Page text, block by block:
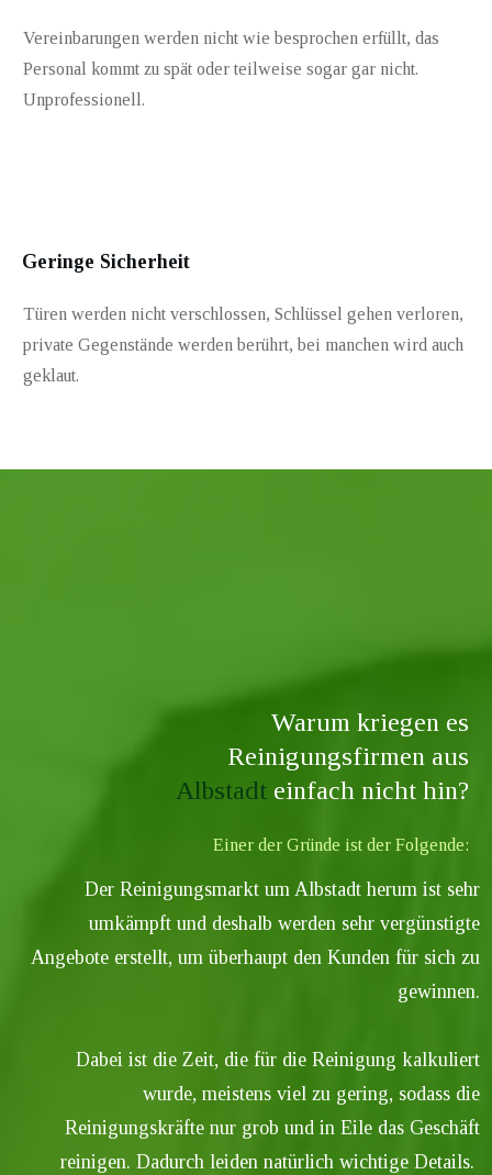
Vereinbarungen werden nicht wie besprochen erfüllt, das
Personal kommt zu spät oder teilweise sogar gar nicht.
Unprofessionell.
Geringe Sicherheit
Türen werden nicht verschlossen, Schlüssel gehen verloren,
private Gegenstände werden berührt, bei manchen wird auch
geklaut.
Warum kriegen es
Reinigungsfirmen aus
Albstadt einfach nicht hin?
Einer der Gründe ist der Folgende:
Der Reinigungsmarkt um Albstadt herum ist sehr
umkämpft und deshalb werden sehr vergünstigte
Angebote erstellt, um überhaupt den Kunden für sich zu
gewinnen.
Dabei ist die Zeit, die für die Reinigung kalkuliert
wurde, meistens viel zu gering, sodass die
Reinigungskräfte nur grob und in Eile das Geschäft
reinigen. Dadurch leiden natürlich wichtige Details.